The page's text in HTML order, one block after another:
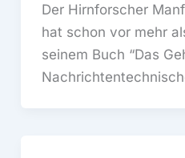
Der Hirnforscher
hat schon vor mehr
seinem Buch “Das